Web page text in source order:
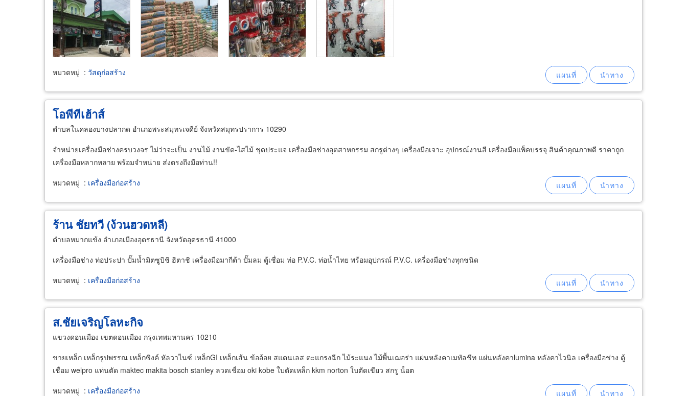
หมวดหมู่ : วัสดุก่อสร้าง
โอพีทีเฮ้าส์
ตำบลในคลองบางปลากด อำเภอพระสมุทรเจดีย์ จังหวัดสมุทรปราการ 10290
จำหน่ายเครื่องมือช่างครบวงจร ไม่ว่าจะเป็น งานไม้ งานขัด-ไสไม้ ชุดประแจ เครื่องมือช่างอุตสาหกรรม สกรูต่างๆ เครื่องมือเจาะ อุปกรณ์งานสี เครื่องมือแพ็คบรรจุ สินค้าคุณภาพดี ราคาถูก
เครื่องมือหลากหลาย พร้อมจำหน่าย ส่งตรงถึงมือท่าน!!​
หมวดหมู่ : เครื่องมือก่อสร้าง
ร้าน ชัยทวี (ง้วนฮวดหลี)
ตำบลหมากแข้ง อำเภอเมืองอุดรธานี จังหวัดอุดรธานี 41000
เครื่องมือช่าง ท่อประปา ปั๊มน้ำมิตซูบิชิ ฮิตาชิ เครื่องมือมากีต้า ปั๊มลม ตู้เชื่อม ท่อ P.V.C. ท่อน้ำไทย พร้อมอุปกรณ์ P.V.C. เครื่องมือช่างทุกชนิด
หมวดหมู่ : เครื่องมือก่อสร้าง
ส.ชัยเจริญโลหะกิจ
แขวงดอนเมือง เขตดอนเมือง กรุงเทพมหานคร 10210
ขายเหล็ก เหล็กรูปพรรณ เหล็กซิงค์ หัลวาไนซ์ เหล็กGI เหล็กเส้น ข้ออ้อย สแตนเลส ตะแกรงฉีก ไม้ระแนง ไม้พื้นเฌอร่า แผ่นหลังคาเมทัลชีท แผ่นหลังคาlumina หลังคาไวนิล เครื่องมือช่าง ตู้
เชื่อม welpro แท่นตัด maktec makita bosch stanley ลวดเชื่อม oki kobe ใบตัดเหล็ก kkm norton ใบตัดเขียว สกรู น็อต
หมวดหมู่ : เครื่องมือก่อสร้าง